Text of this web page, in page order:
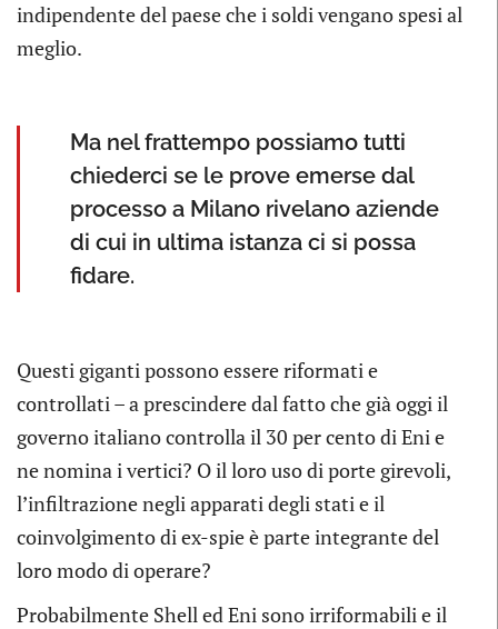
indipendente del paese che i soldi vengano spesi al
meglio.
Ma nel frattempo possiamo tutti
chiederci se le prove emerse dal
processo a Milano rivelano aziende
di cui in ultima istanza ci si possa
fidare.
Questi giganti possono essere riformati e
controllati – a prescindere dal fatto che già oggi il
governo italiano controlla il 30 per cento di Eni e
ne nomina i vertici? O il loro uso di porte girevoli,
l’infiltrazione negli apparati degli stati e il
coinvolgimento di ex-spie è parte integrante del
loro modo di operare?
Probabilmente Shell ed Eni sono irriformabili e il